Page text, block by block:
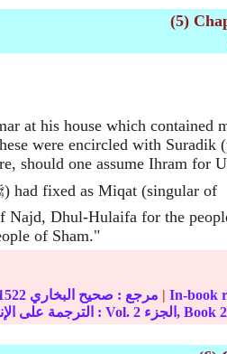
(5)
at his house which contained
were encircled with Suradik
should one assume Ihram for
Najd, Dhul-Hulaifa for the
of Sham."
مرجع : صحيح البخاري |
الترجمة على الإنترنت : Vol. 2 الجزء, Book